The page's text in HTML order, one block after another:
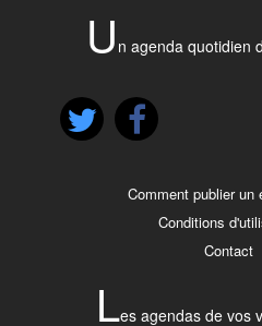
U n agenda quotidien
Comment publier un
Conditions
Contact
Les agendas de vos